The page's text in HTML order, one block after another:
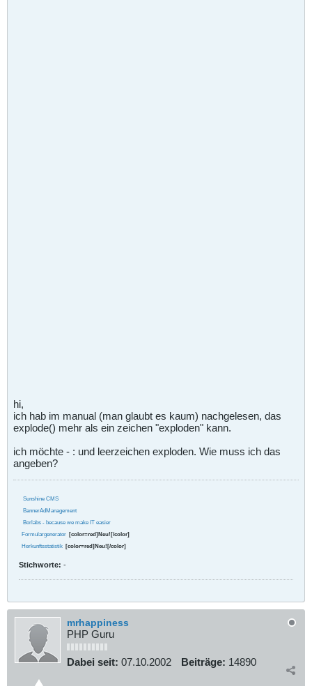
hi,
ich hab im manual (man glaubt es kaum) nachgelesen, das
explode() mehr als ein zeichen "exploden" kann.
ich möchte - : und leerzeichen exploden. Wie muss ich das
angeben?
Sunshine CMS
BannerAdManagement
Borlabs - because we make IT easier
Formulargenerator [color=red]Neu![/color]
Herkunftsstatistik [color=red]Neu![/color]
Stichworte: -
mrhappiness
PHP Guru
Dabei seit: 07.10.2002 Beiträge: 14890